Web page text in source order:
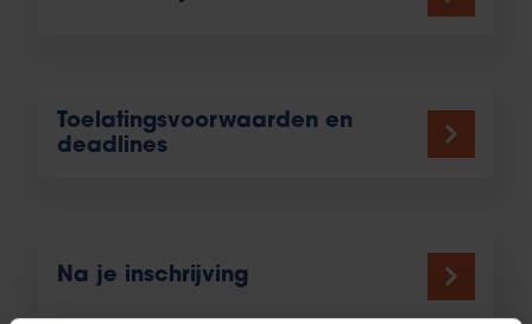
Toelatingsvoorwaarden en
deadlines
Na je inschrijving